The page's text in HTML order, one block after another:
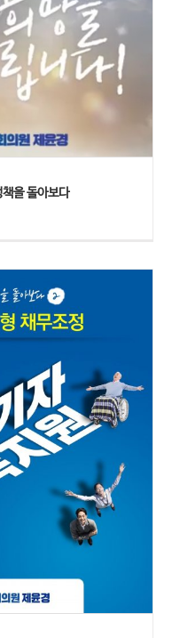
을 돌아보다